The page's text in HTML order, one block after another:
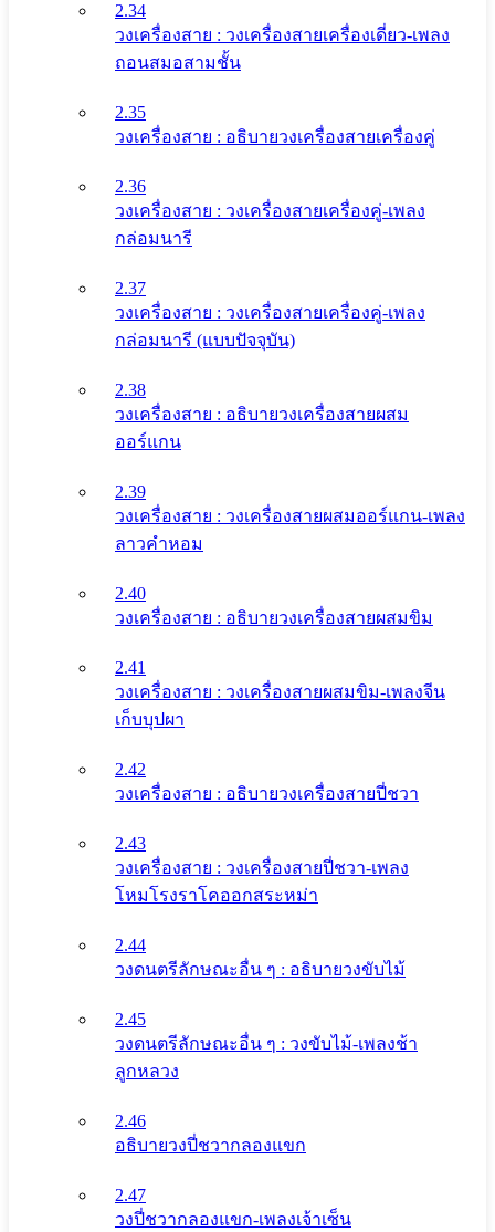
2.34
วงเครื่องสาย : วงเครื่องสายเครื่องเดี่ยว-เพลง
ถอนสมอสามชั้น
2.35
วงเครื่องสาย : อธิบายวงเครื่องสายเครื่องคู่
2.36
วงเครื่องสาย : วงเครื่องสายเครื่องคู่-เพลง
กล่อมนารี
2.37
วงเครื่องสาย : วงเครื่องสายเครื่องคู่-เพลง
กล่อมนารี (แบบปัจจุบัน)
2.38
วงเครื่องสาย : อธิบายวงเครื่องสายผสม
ออร์แกน
2.39
วงเครื่องสาย : วงเครื่องสายผสมออร์แกน-เพลง
ลาวคำหอม
2.40
วงเครื่องสาย : อธิบายวงเครื่องสายผสมขิม
2.41
วงเครื่องสาย : วงเครื่องสายผสมขิม-เพลงจีน
เก็บบุปผา
2.42
วงเครื่องสาย : อธิบายวงเครื่องสายปี่ชวา
2.43
วงเครื่องสาย : วงเครื่องสายปี่ชวา-เพลง
โหมโรงราโคออกสระหม่า
2.44
วงดนตรีลักษณะอื่น ๆ : อธิบายวงขับไม้
2.45
วงดนตรีลักษณะอื่น ๆ : วงขับไม้-เพลงช้า
ลูกหลวง
2.46
อธิบายวงปี่ชวากลองแขก
2.47
วงปี่ชวากลองแขก-เพลงเจ้าเซ็น